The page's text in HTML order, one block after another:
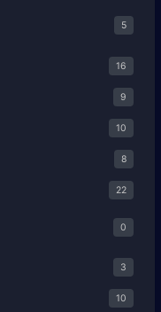
5
16
9
10
8
22
0
3
10